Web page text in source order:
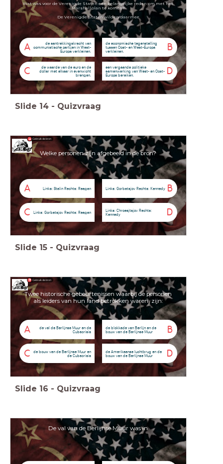
Wat was voor de Verenigde Staten een belangrijke reden om met het
Marshallplan te komen?
De Verenigde Staten wilden daarmee
A
de aantrekkingskracht van
communistische partijen in West-
Europa verkleinen.
B
de economische tegenstelling
tussen Oost- en West-Europa
verkleinen.
C
de waarde van de euro en de
dollar met elkaar in evenwicht
brengen.
D
een vergaande politieke
samenwerking van West- en Oost-
Europa bereiken.
Slide 14 - Quizvraag
Welke personen zijn afgebeeld in de bron?
Gebruik de bron
A Links: Stalin Rechts: Reagan B
Links: Gorbatsjov Rechts: Kennedy
C Links: Gorbatsjov Rechts: Reagan D
Links: Chroesjtsjov Rechts:
Kennedy
Slide 15 - Quizvraag
Twee historische gebeurtenissen waarbij de personen
als leiders van hun land betrokken waren, zijn:
Gebruik de bron
A
de val de Berlijnse Muur en de
Cubacrisis
B
de blokkade van Berlijn en de
bouw van de Berlijnse Muur
C
de bouw van de Berlijnse Muur en
de Cubacrisis
D
de Amerikaanse luchtbrug en de
bouw van de Berlijnse Muur
Slide 16 - Quizvraag
De val van de Berlijnse Muur was in